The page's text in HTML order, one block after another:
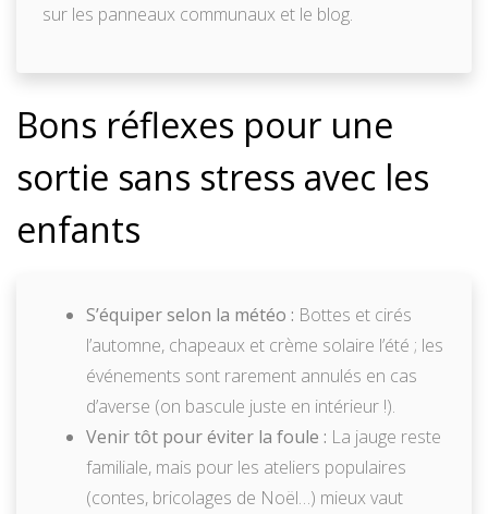
sur les panneaux communaux et le blog.
Bons réflexes pour une
sortie sans stress avec les
enfants
S’équiper selon la météo : Bottes et cirés
l’automne, chapeaux et crème solaire l’été ; les
événements sont rarement annulés en cas
d’averse (on bascule juste en intérieur !).
Venir tôt pour éviter la foule : La jauge reste
familiale, mais pour les ateliers populaires
(contes, bricolages de Noël…) mieux vaut